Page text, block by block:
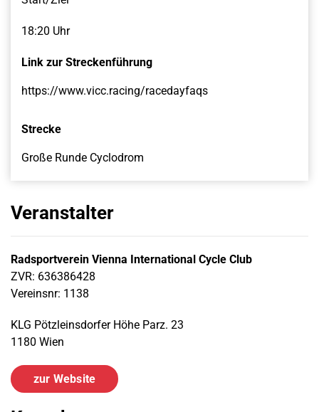
18:20 Uhr
Link zur Streckenführung
https://www.vicc.racing/racedayfaqs
Strecke
Große Runde Cyclodrom
Veranstalter
Radsportverein Vienna International Cycle Club
ZVR: 636386428
Vereinsnr: 1138
KLG Pötzleinsdorfer Höhe Parz. 23
1180 Wien
zur Website